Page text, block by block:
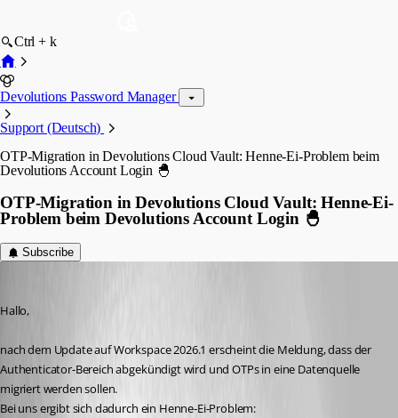
Ctrl + k
Devolutions Password Manager
Support (Deutsch)
OTP-Migration in Devolutions Cloud Vault: Henne-Ei-Problem beim
Devolutions Account Login 🐣
OTP-Migration in Devolutions Cloud Vault: Henne-Ei-
Problem beim Devolutions Account Login 🐣
Subscribe
Hallo,
nach dem Update auf Workspace 2026.1 erscheint die Meldung, dass der
Authenticator-Bereich abgekündigt wird und OTPs in eine Datenquelle
migriert werden sollen.
Bei uns ergibt sich dadurch ein Henne-Ei-Problem: